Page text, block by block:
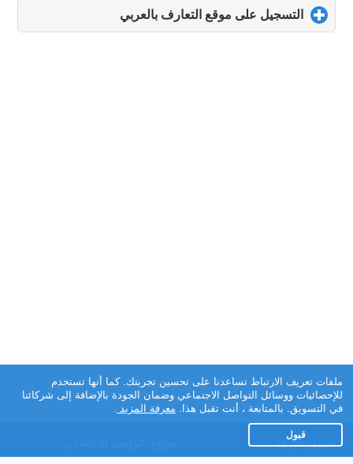
التسجيل على موقع التعارف بالعربي
to
تطبيق تعارف
ملفات تعريف الارتباط تساعدنا على تحسين تجربتك. كما أنها تستخدم
للإحصائيات ووسائل التواصل الاجتماعي وضمان الجودة بالإضافة إلى شركائنا
في التسويق. بالمتابعة ، أنت تقبل هذا. معرفة المزيد .
قبول